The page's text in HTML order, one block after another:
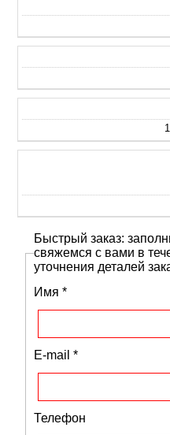
Быстрый заказ:
свяжемся с вами в
уточнения деталей
Имя *
E-mail *
Телефон